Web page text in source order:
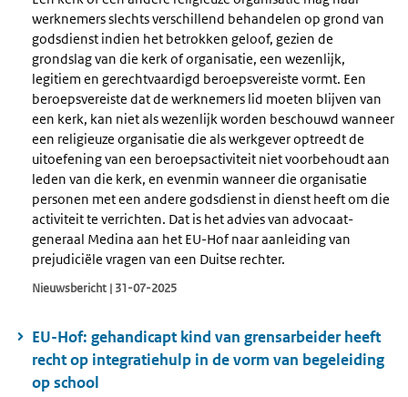
werknemers slechts verschillend behandelen op grond van
godsdienst indien het betrokken geloof, gezien de
grondslag van die kerk of organisatie, een wezenlijk,
legitiem en gerechtvaardigd beroepsvereiste vormt. Een
beroepsvereiste dat de werknemers lid moeten blijven van
een kerk, kan niet als wezenlijk worden beschouwd wanneer
een religieuze organisatie die als werkgever optreedt de
uitoefening van een beroepsactiviteit niet voorbehoudt aan
leden van die kerk, en evenmin wanneer die organisatie
personen met een andere godsdienst in dienst heeft om die
activiteit te verrichten. Dat is het advies van advocaat-
generaal Medina aan het EU-Hof naar aanleiding van
prejudiciële vragen van een Duitse rechter.
Nieuwsbericht | 31-07-2025
EU-Hof: gehandicapt kind van grensarbeider heeft
recht op integratiehulp in de vorm van begeleiding
op school